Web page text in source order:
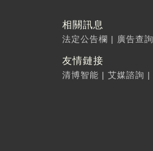
相關訊息
法定公告欄 | 廣告查詢
友情鏈接
清博智能 | 艾媒諮詢 |